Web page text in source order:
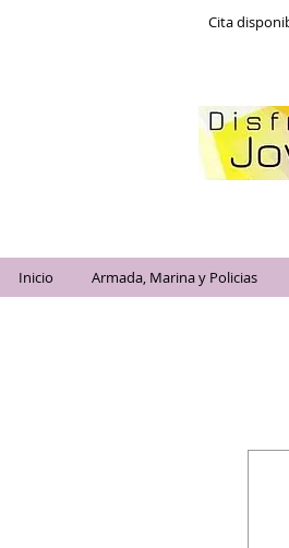
Cita
Inicio Armada, Marina y Policias